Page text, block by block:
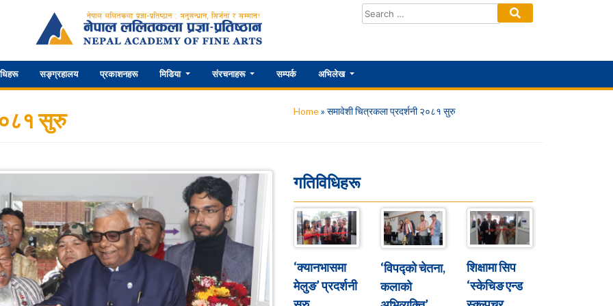
सङ्ग्रहालय प्रकाशनहरू मिडिया संरचनाहरू सम्पर्क अभिलेख
सुरु Home» समावेशी चित्रकला प्रदर्शनी २०८१ सुरु
गतिविधिहरू
‘क्यानभासमा
मेलुङ’ प्रदर्शनी
‘विपद्को चेतना,
कलाको
शिक्षामा सिप
‘स्केचिङ एन्ड